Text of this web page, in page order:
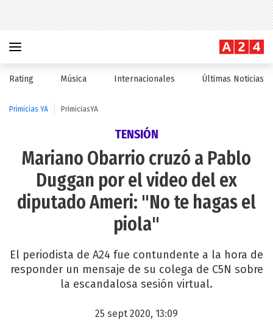
Rating Música Internacionales Últimas Noticias
Primicias YA PrimiciasYA
TENSIÓN
Mariano Obarrio cruzó a Pablo
Duggan por el video del ex
diputado Ameri: "No te hagas el
piola"
El periodista de A24 fue contundente a la hora de
responder un mensaje de su colega de C5N sobre
la escandalosa sesión virtual.
25 sept 2020, 13:09